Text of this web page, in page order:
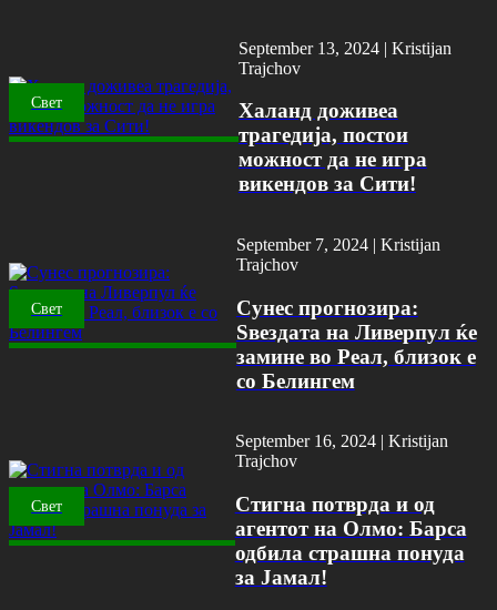
Свет
September 13, 2024 | Kristijan
Trajchov
Халанд доживеа
трагедија, постои
можност да не игра
викендов за Сити!
Свет
September 7, 2024 | Kristijan
Trajchov
Сунес прогнозира:
Ѕвездата на Ливерпул ќе
замине во Реал, близок е
со Белингем
Свет
September 16, 2024 | Kristijan
Trajchov
Стигна потврда и од
агентот на Олмо: Барса
одбила страшна понуда
за Јамал!